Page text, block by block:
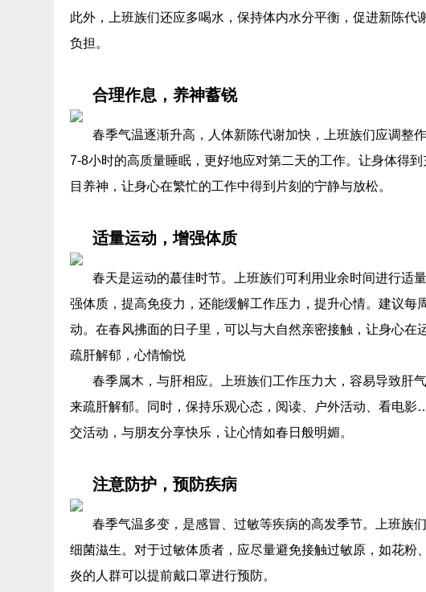
此外，上班族们还应多喝水，保持体内水分平衡，促进新陈
负担。
合理作息，养神蓄锐
春季气温逐渐升高，人体新陈代谢加快，上班族们应调整
7-8小时的高质量睡眠，更好地应对第二天的工作。让身体得
目养神，让身心在繁忙的工作中得到片刻的宁静与放松。
适量运动，增强体质
春天是运动的蕞佳时节。上班族们可利用业余时间进行适
强体质，提高免疫力，还能缓解工作压力，提升心情。建议每
动。在春风拂面的日子里，可以与大自然亲密接触，让身心在
疏肝解郁，心情愉悦
春季属木，与肝相应。上班族们工作压力大，容易导致肝
来疏肝解郁。同时，保持乐观心态，阅读、户外活动、看电
交活动，与朋友分享快乐，让心情如春日般明媚。
注意防护，预防疾病
春季气温多变，是感冒、过敏等疾病的高发季节。上班族
细菌滋生。对于过敏体质者，应尽量避免接触过敏原，如花
炎的人群可以提前戴口罩进行预防。